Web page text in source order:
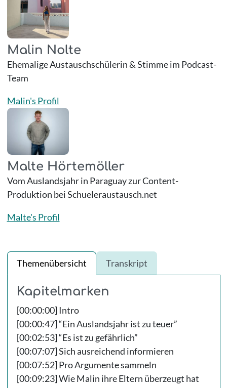
Malin Nolte
Ehemalige Austauschschülerin & Stimme im Podcast-
Team
Malin's Profil
Malte Hörtemöller
Vom Auslandsjahr in Paraguay zur Content-
Produktion bei Schueleraustausch.net
Malte's Profil
Themenübersicht Transkript
Kapitelmarken
[00:00:00] Intro
[00:00:47] “Ein Auslandsjahr ist zu teuer”
[00:02:53] “Es ist zu gefährlich”
[00:07:07] Sich ausreichend informieren
[00:07:52] Pro Argumente sammeln
[00:09:23] Wie Malin ihre Eltern überzeugt hat